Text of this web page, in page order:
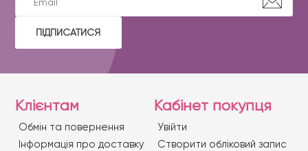
ПІДПИСАТИСЯ
Клієнтам
Обмін та повернення
Iнформація про доставку
Кабінет покупця
Увійти
Створити обліковий запис